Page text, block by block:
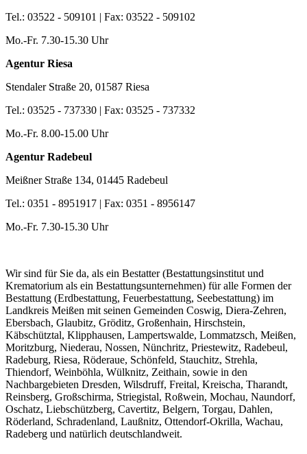
Tel.: 03522 - 509101 | Fax: 03522 - 509102
Mo.-Fr. 7.30-15.30 Uhr
Agentur Riesa
Stendaler Straße 20, 01587 Riesa
Tel.: 03525 - 737330 | Fax: 03525 - 737332
Mo.-Fr. 8.00-15.00 Uhr
Agentur Radebeul
Meißner Straße 134, 01445 Radebeul
Tel.: 0351 - 8951917 | Fax: 0351 - 8956147
Mo.-Fr. 7.30-15.30 Uhr
Wir sind für Sie da, als ein Bestatter (Bestattungsinstitut und
Krematorium als ein Bestattungsunternehmen) für alle Formen der
Bestattung (Erdbestattung, Feuerbestattung, Seebestattung) im
Landkreis Meißen mit seinen Gemeinden Coswig, Diera-Zehren,
Ebersbach, Glaubitz, Gröditz, Großenhain, Hirschstein,
Käbschütztal, Klipphausen, Lampertswalde, Lommatzsch, Meißen,
Moritzburg, Niederau, Nossen, Nünchritz, Priestewitz, Radebeul,
Radeburg, Riesa, Röderaue, Schönfeld, Stauchitz, Strehla,
Thiendorf, Weinböhla, Wülknitz, Zeithain, sowie in den
Nachbargebieten Dresden, Wilsdruff, Freital, Kreischa, Tharandt,
Reinsberg, Großschirma, Striegistal, Roßwein, Mochau, Naundorf,
Oschatz, Liebschützberg, Cavertitz, Belgern, Torgau, Dahlen,
Röderland, Schradenland, Laußnitz, Ottendorf-Okrilla, Wachau,
Radeberg und natürlich deutschlandweit.